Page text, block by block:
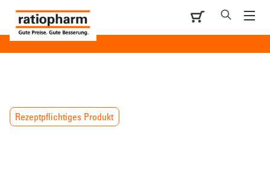
Rezeptpflichtiges Produkt